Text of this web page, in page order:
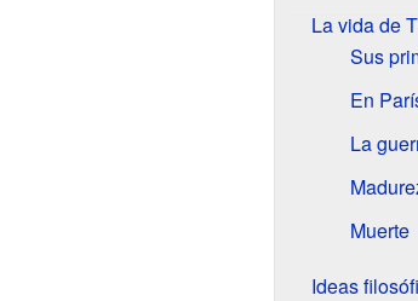
La vida de
Sus
En
La
Muerte
Ideas